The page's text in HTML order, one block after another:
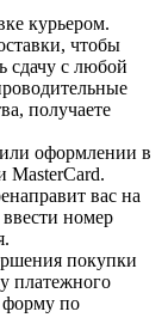
курьером.
чтобы
сдачу с любой
получаете
оформлении в
MasterCard.
вас на
номер
покупки
платежного
форму по